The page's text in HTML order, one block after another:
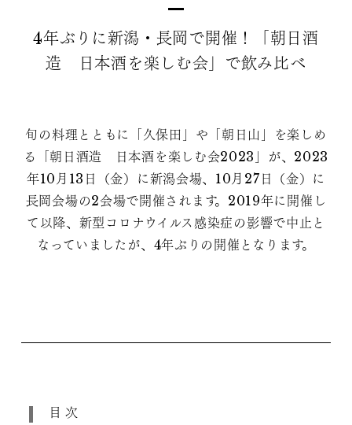
4年ぶりに新潟・長岡で開催！「朝日酒
造 日本酒を楽しむ会」で飲み比べ
旬の料理とともに「久保田」や「朝日山」を楽しめ
る「朝日酒造 日本酒を楽しむ会2023」が、2023
年10月13日（金）に新潟会場、10月27日（金）に
長岡会場の2会場で開催されます。2019年に開催し
て以降、新型コロナウイルス感染症の影響で中止と
なっていましたが、4年ぶりの開催となります。
目次